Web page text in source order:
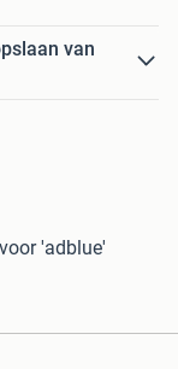
van
voor 'adblue'